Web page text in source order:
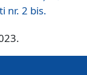
nr. 2 bis.